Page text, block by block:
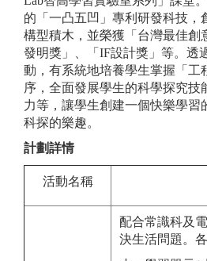
的「一凸五凹」專利研發科技，
構型積木，並榮獲「台灣最佳創
發明獎」、「IF設計獎」等。透
動，有系統地培養學生掌握「工
序，全面發展學生的科學探究技
力等，讓學生創建一個快樂學習
科探的樂趣。
計劃詳情
活動名稱
配合常識科及
決生活問題。